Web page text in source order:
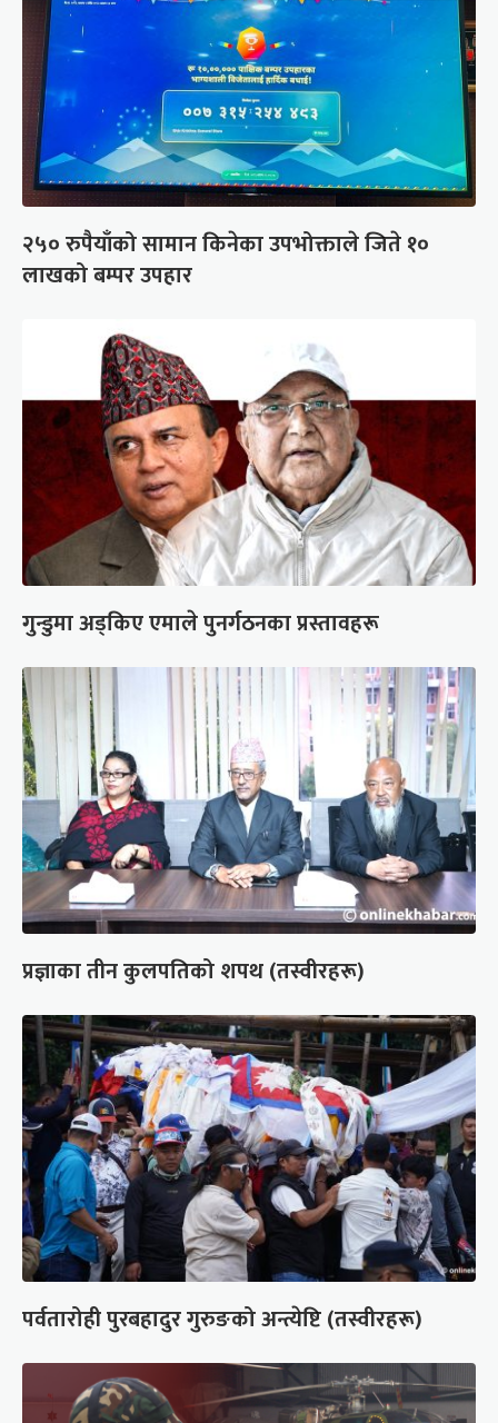
२५० रुपैयाँको सामान किनेका उपभोक्ताले जिते १०
लाखको बम्पर उपहार
गुन्डुमा अड्किए एमाले पुनर्गठनका प्रस्तावहरू
प्रज्ञाका तीन कुलपतिको शपथ (तस्वीरहरू)
पर्वतारोही पुरबहादुर गुरुङको अन्त्येष्टि (तस्वीरहरू)